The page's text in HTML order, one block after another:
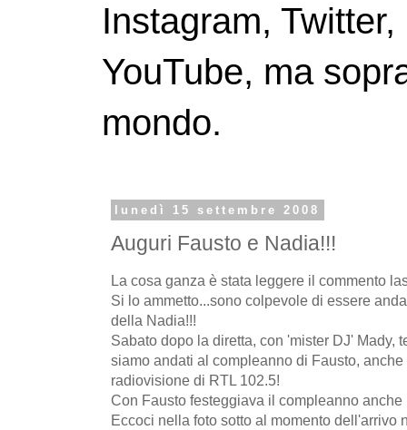
Instagram,
YouTube, ma
mondo.
lunedì 15 settembre 2008
Auguri Fausto e Nadia!!!
La cosa ganza è stata leggere il commento
Si lo ammetto...sono colpevole di essere
della Nadia!!!
Sabato dopo la diretta, con 'mister DJ' Mady,
siamo andati al compleanno di Fausto,
radiovisione di RTL 102.5!
Con Fausto festeggiava il compleanno
Eccoci nella foto sotto al momento dell'arrivo